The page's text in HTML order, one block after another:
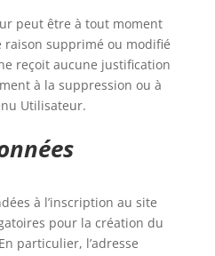
peut être à tout moment
raison supprimé ou modifié
reçoit aucune justification
à la suppression ou à
Utilisateur.
à l’inscription au site
pour la création du
particulier, l’adresse